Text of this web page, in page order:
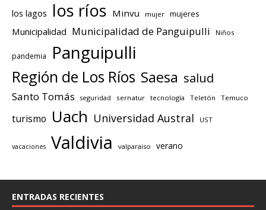
los lagos los ríos Minvu mujer mujeres
Municipalidad Municipalidad de Panguipulli Niños
pandemia Panguipulli
Región de Los Ríos Saesa salud
Santo Tomás seguridad sernatur tecnología Teletón Temuco
turismo Uach Universidad Austral UST
vacaciones Valdivia valparaiso verano
ENTRADAS RECIENTES